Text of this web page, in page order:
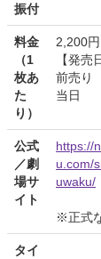
振付
料金
（1
枚あ
た
り）
2,200
【発
前売り
当日
公式
／劇
場サ
イト
https://
u.com/
uwaku/
※正式
タイ